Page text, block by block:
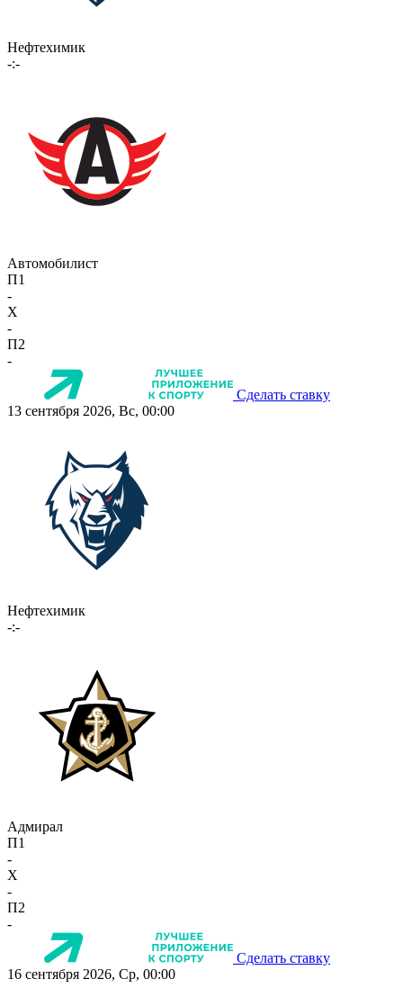
Нефтехимик
-:-
Автомобилист
П1
-
X
-
П2
-
Сделать ставку
13 сентября 2026, Вс, 00:00
Нефтехимик
-:-
Адмирал
П1
-
X
-
П2
-
Сделать ставку
16 сентября 2026, Ср, 00:00